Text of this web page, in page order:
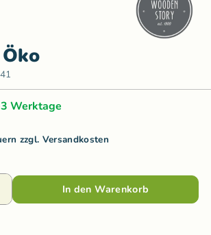
Werktage
zzgl. Versandkosten
In den Warenkorb